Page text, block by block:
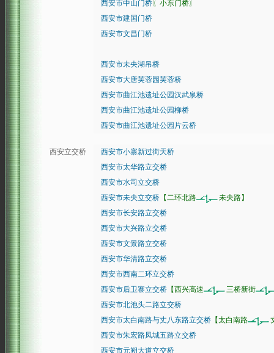
西安市中山门桥 〖小东门桥〗
西安市建国门桥
西安市文昌门桥
西安市未央湖吊桥
西安市大唐芙蓉园芙蓉桥
西安市曲江池遗址公园汉武泉桥
西安市曲江池遗址公园柳桥
西安市曲江池遗址公园片云桥
西安立交桥
西安市小寨新过街天桥
西安市太华路立交桥
西安市水司立交桥
西安市未央立交桥 【二环北路
未央路】
西安市长安路立交桥
西安市大兴路立交桥
西安市文景路立交桥
西安市华清路立交桥
西安市西南二环立交桥
西安市后卫寨立交桥 【西兴高速
三桥新街
西安市北池头二路立交桥
西安市太白南路与丈八东路立交桥 【太白南路
西安市朱宏路凤城五路立交桥
西安市元朔大道立交桥